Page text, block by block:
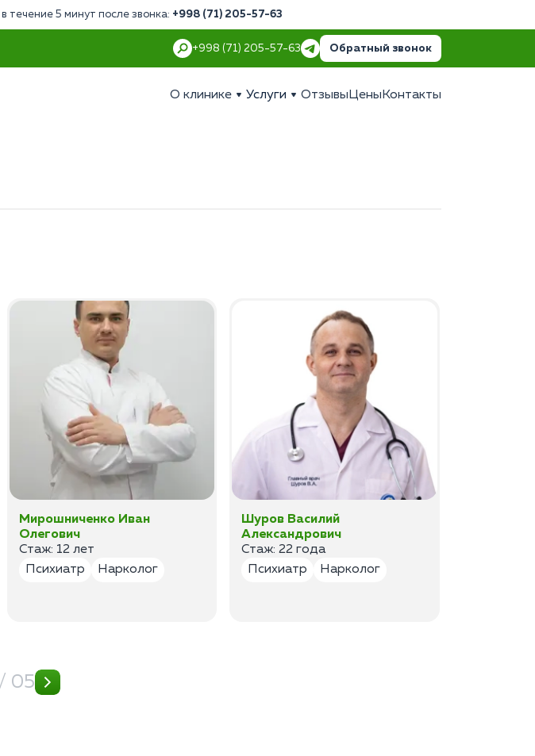
течение 5 минут после звонка: +998 (71) 205-57-63
+998 (71) 205-57-63 Обратный звонок
О клинике Услуги Отзывы Цены Контакты
Мирошниченко Иван
Олегович
Стаж: 12 лет
Психиатр
Нарколог
Шуров Василий
Александрович
Стаж: 22 года
Психиатр
Нарколог
/ 05